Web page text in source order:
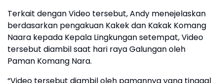
Terkait dengan Video tersebut, Andy menejelaskan
berdasarkan pengakuan Kakek dan Kakak Komang
Naara kepada Kepala Lingkungan setempat, Video
tersebut diambil saat hari raya Galungan oleh
Paman Komang Nara.